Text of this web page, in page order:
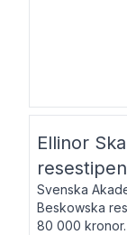
Ellinor
Svenska
Beskowska
80 000